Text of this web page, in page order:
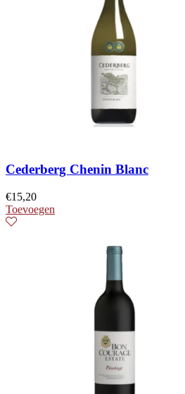
Cederberg Chenin Blanc
€15,20
Toevoegen